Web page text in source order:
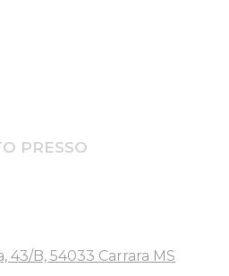
PRESSO
43/B, 54033 Carrara MS